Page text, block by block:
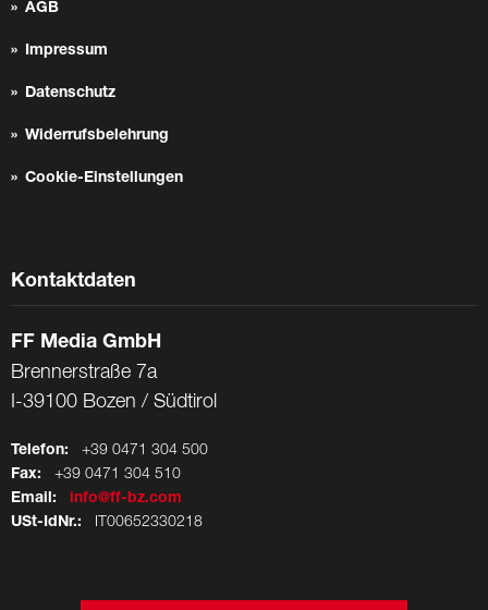
AGB
Impressum
Datenschutz
Widerrufsbelehrung
Cookie-Einstellungen
Kontaktdaten
FF Media GmbH
Brennerstraße 7a
I-39100 Bozen / Südtirol
Telefon: +39 0471 304 500
Fax: +39 0471 304 510
Email:
info@ff-bz.com
USt-IdNr.: IT00652330218